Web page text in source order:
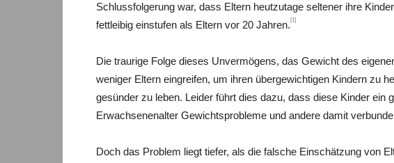
Schlussfolgerung war, dass Eltern heutzutage seltener ihre
fettleibig einstufen als Eltern vor 20 Jahren.[1]
Die traurige Folge dieses Unvermögens, das Gewicht des
weniger Eltern eingreifen, um ihren übergewichtigen Kindern zu
gesünder zu leben. Leider führt dies dazu, dass diese Kinder ein
Erwachsenenalter Gewichtsprobleme und andere damit
Doch das Problem liegt tiefer, als die falsche Einschätzung von